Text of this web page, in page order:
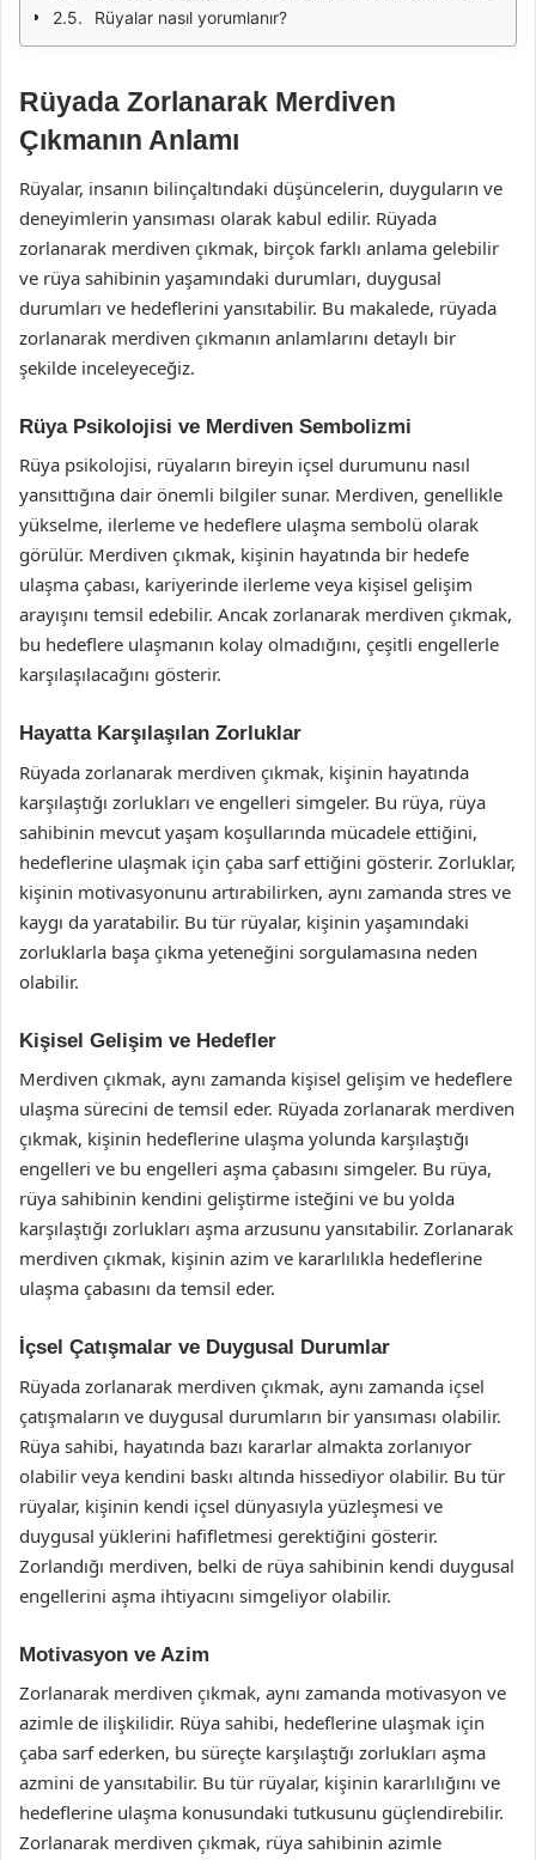
Rüyalar nasıl yorumlanır?
Rüyada Zorlanarak Merdiven
Çıkmanın Anlamı
Rüyalar, insanın bilinçaltındaki düşüncelerin, duyguların ve
deneyimlerin yansıması olarak kabul edilir. Rüyada
zorlanarak merdiven çıkmak, birçok farklı anlama gelebilir
ve rüya sahibinin yaşamındaki durumları, duygusal
durumları ve hedeflerini yansıtabilir. Bu makalede, rüyada
zorlanarak merdiven çıkmanın anlamlarını detaylı bir
şekilde inceleyeceğiz.
Rüya Psikolojisi ve Merdiven Sembolizmi
Rüya psikolojisi, rüyaların bireyin içsel durumunu nasıl
yansıttığına dair önemli bilgiler sunar. Merdiven, genellikle
yükselme, ilerleme ve hedeflere ulaşma sembolü olarak
görülür. Merdiven çıkmak, kişinin hayatında bir hedefe
ulaşma çabası, kariyerinde ilerleme veya kişisel gelişim
arayışını temsil edebilir. Ancak zorlanarak merdiven çıkmak,
bu hedeflere ulaşmanın kolay olmadığını, çeşitli engellerle
karşılaşılacağını gösterir.
Hayatta Karşılaşılan Zorluklar
Rüyada zorlanarak merdiven çıkmak, kişinin hayatında
karşılaştığı zorlukları ve engelleri simgeler. Bu rüya, rüya
sahibinin mevcut yaşam koşullarında mücadele ettiğini,
hedeflerine ulaşmak için çaba sarf ettiğini gösterir. Zorluklar,
kişinin motivasyonunu artırabilirken, aynı zamanda stres ve
kaygı da yaratabilir. Bu tür rüyalar, kişinin yaşamındaki
zorluklarla başa çıkma yeteneğini sorgulamasına neden
olabilir.
Kişisel Gelişim ve Hedefler
Merdiven çıkmak, aynı zamanda kişisel gelişim ve hedeflere
ulaşma sürecini de temsil eder. Rüyada zorlanarak merdiven
çıkmak, kişinin hedeflerine ulaşma yolunda karşılaştığı
engelleri ve bu engelleri aşma çabasını simgeler. Bu rüya,
rüya sahibinin kendini geliştirme isteğini ve bu yolda
karşılaştığı zorlukları aşma arzusunu yansıtabilir. Zorlanarak
merdiven çıkmak, kişinin azim ve kararlılıkla hedeflerine
ulaşma çabasını da temsil eder.
İçsel Çatışmalar ve Duygusal Durumlar
Rüyada zorlanarak merdiven çıkmak, aynı zamanda içsel
çatışmaların ve duygusal durumların bir yansıması olabilir.
Rüya sahibi, hayatında bazı kararlar almakta zorlanıyor
olabilir veya kendini baskı altında hissediyor olabilir. Bu tür
rüyalar, kişinin kendi içsel dünyasıyla yüzleşmesi ve
duygusal yüklerini hafifletmesi gerektiğini gösterir.
Zorlandığı merdiven, belki de rüya sahibinin kendi duygusal
engellerini aşma ihtiyacını simgeliyor olabilir.
Motivasyon ve Azim
Zorlanarak merdiven çıkmak, aynı zamanda motivasyon ve
azimle de ilişkilidir. Rüya sahibi, hedeflerine ulaşmak için
çaba sarf ederken, bu süreçte karşılaştığı zorlukları aşma
azmini de yansıtabilir. Bu tür rüyalar, kişinin kararlılığını ve
hedeflerine ulaşma konusundaki tutkusunu güçlendirebilir.
Zorlanarak merdiven çıkmak, rüya sahibinin azimle